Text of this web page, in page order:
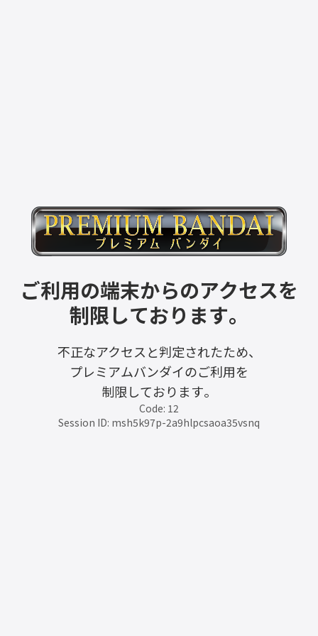
ご利用の端末からのアクセスを
制限しております。
不正なアクセスと判定されたため、
プレミアムバンダイのご利用を
制限しております。
Code: 12
Session ID: msh5k97p-2a9hlpcsaoa35vsnq